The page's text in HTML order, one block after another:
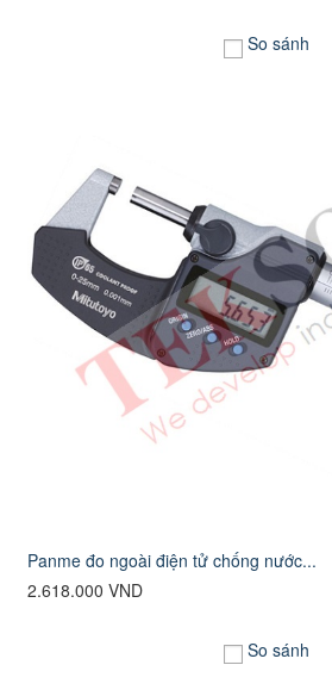
So sánh
Panme đo ngoài điện tử chống nước...
2.618.000 VND
So sánh